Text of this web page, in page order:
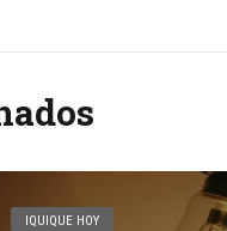
IQUIQUE HOY